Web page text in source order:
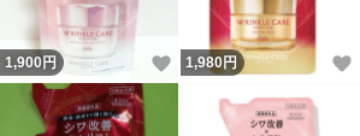
1,900 円 いいね！
1,980円